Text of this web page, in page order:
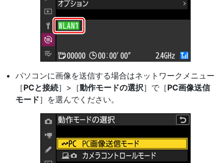
パソコンに画像を送信する場合はネットワークメニュー
［PCと接続］>［動作モードの選択］で［PC画像送信
モード］を選んでください。